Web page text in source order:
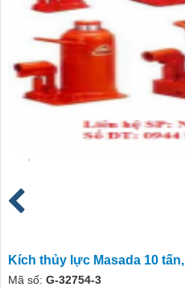
Kích thủy lực Masada 10
Mã số: G-32754-3